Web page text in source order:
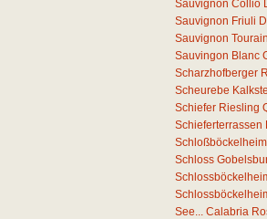
Sauvignon Collio
Sauvignon Friuli
Sauvignon
Sauvingon Blanc
Scharzhofberger
Scheurebe
Schiefer Riesling
Schieferterrassen
Schloss
See... Calabria